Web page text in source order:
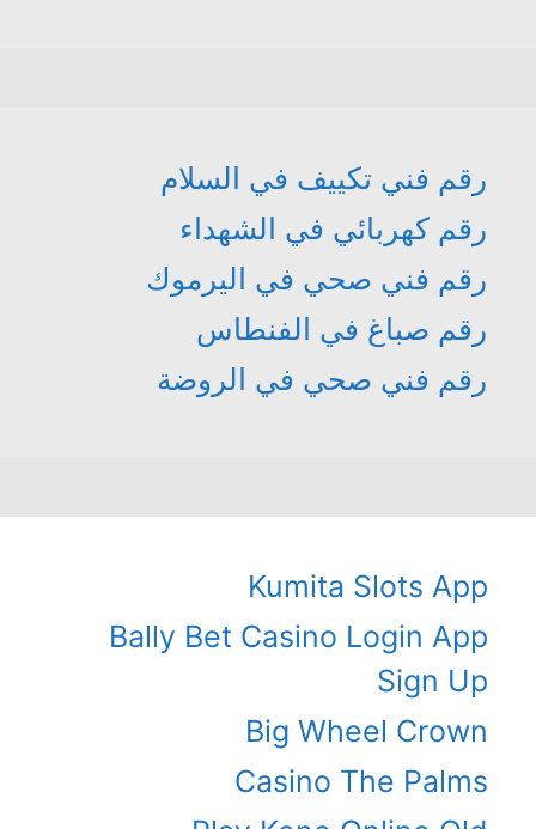
رقم فني تكييف في السلام
رقم كهربائي في الشهداء
رقم فني صحي في اليرموك
رقم صباغ في الفنطاس
رقم فني صحي في الروضة
Kumita Slots App
Bally Bet Casino Login App
Sign Up
Big Wheel Crown
Casino The Palms